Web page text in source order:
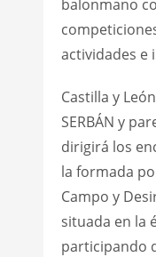
balonmano
actividades e
Castilla y
SERBÁN y
dirigirá los
la formada
Campo y
situada en la
participando